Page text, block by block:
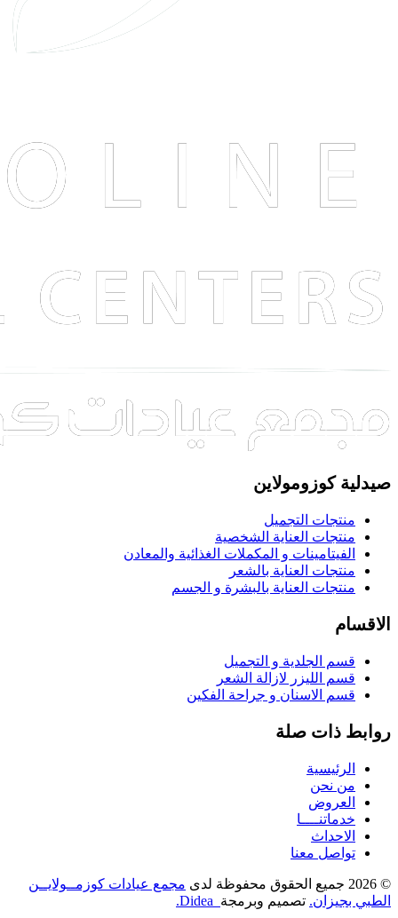
صيدلية كوزومولاين
منتجات التجميل
منتجات العناية الشخصية
الفيتامينات و المكملات الغذائية والمعادن
منتجات العناية بالشعر
منتجات العناية بالبشرة و الجسم
الاقسام
قسم الجلدية و التجميل
قسم الليزر لازالة الشعر
قسم الاسنان و جراحة الفكين
روابط ذات صلة
الرئيسية
من نحن
العروض
خدماتنــــا
الاحداث
تواصل معنا
© 2026 جميع الحقوق محفوظة لدى
مجمع عيادات كوزمــولايــن
الطبي بجيزان. تصميم وبرمجة